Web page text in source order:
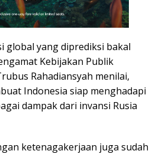
global yang diprediksi bakal
Kebijakan Publik
Rahadiansyah menilai,
Indonesia siap menghadapi
dampak dari invansi Rusia
ketenagakerjaan juga sudah